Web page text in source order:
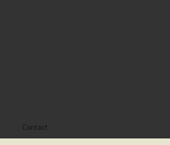
Contact